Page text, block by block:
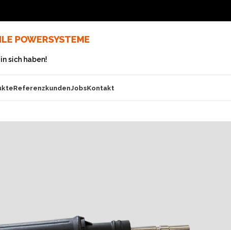
POWERSYSTEME
sich haben!
ReferenzkundenJobsKontakt